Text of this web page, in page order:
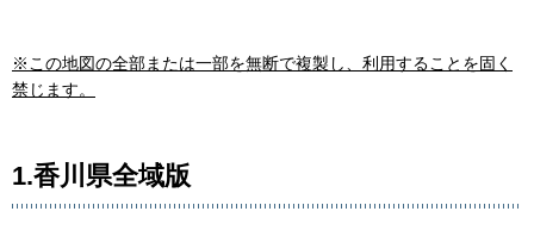
※この地図の全部または一部を無断で複製し、利用することを固く
禁じます。
1.香川県全域版